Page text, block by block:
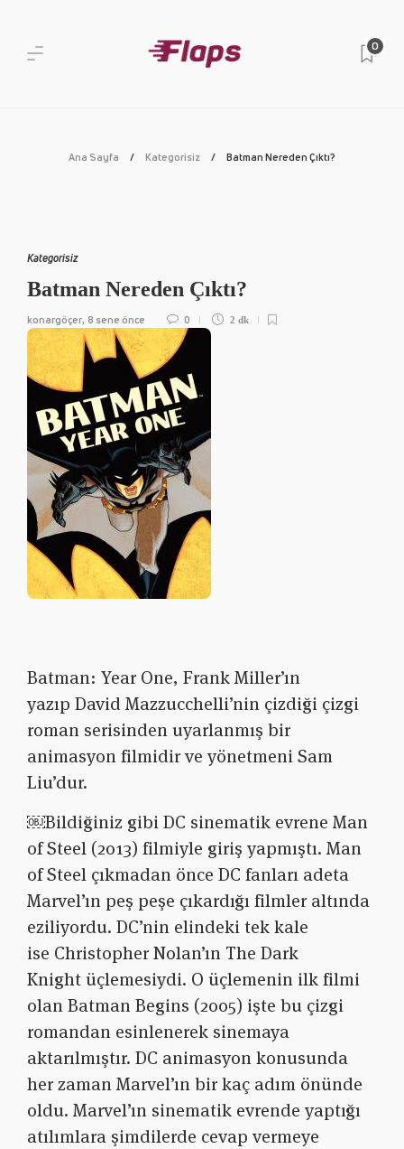
0
Ana Sayfa Kategorisiz Batman Nereden Çıktı?
Kategorisiz
Batman Nereden Çıktı?
konargöçer, 8 sene önce 0 2 dk
Batman: Year One, Frank Miller’ın
yazıp David Mazzucchelli’nin çizdiği çizgi
roman serisinden uyarlanmış bir
animasyon filmidir ve yönetmeni Sam
Liu’dur.
￼Bildiğiniz gibi DC sinematik evrene Man
of Steel (2013) filmiyle giriş yapmıştı. Man
of Steel çıkmadan önce DC fanları adeta
Marvel’ın peş peşe çıkardığı filmler altında
eziliyordu. DC’nin elindeki tek kale
ise Christopher Nolan’ın The Dark
Knight üçlemesiydi. O üçlemenin ilk filmi
olan Batman Begins (2005) işte bu çizgi
romandan esinlenerek sinemaya
aktarılmıştır. DC animasyon konusunda
her zaman Marvel’ın bir kaç adım önünde
oldu. Marvel’ın sinematik evrende yaptığı
atılımlara şimdilerde cevap vermeye